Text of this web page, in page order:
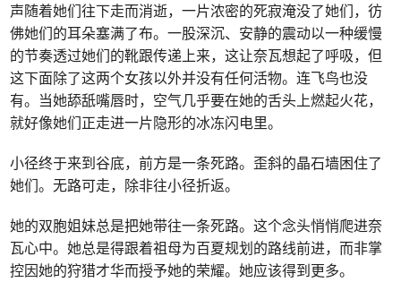
声随着她们往下走而消逝，一片浓密的死寂淹没了她们，彷
佛她们的耳朵塞满了布。一股深沉、安静的震动以一种缓慢
的节奏透过她们的靴跟传递上来，这让奈瓦想起了呼吸，但
这下面除了这两个女孩以外并没有任何活物。连飞鸟也没
有。当她舔舐嘴唇时，空气几乎要在她的舌头上燃起火花，
就好像她们正走进一片隐形的冰冻闪电里。
小径终于来到谷底，前方是一条死路。歪斜的晶石墙困住了
她们。无路可走，除非往小径折返。
她的双胞姐妹总是把她带往一条死路。这个念头悄悄爬进奈
瓦心中。她总是得跟着祖母为百夏规划的路线前进，而非掌
控因她的狩猎才华而授予她的荣耀。她应该得到更多。